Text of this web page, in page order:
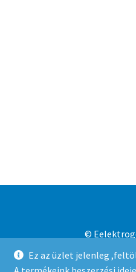
Ez az üzlet jelenleg
©